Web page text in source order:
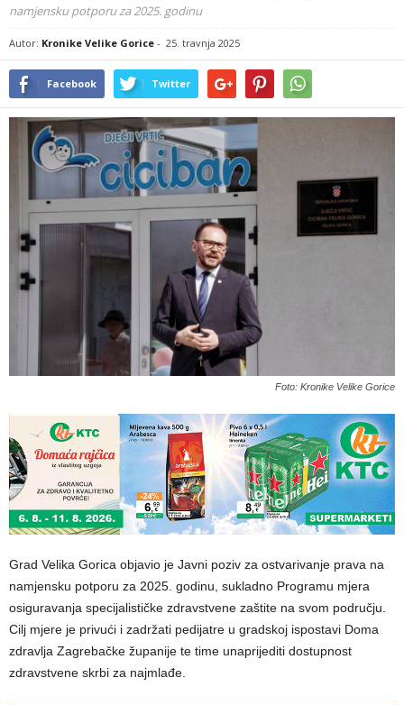
namjensku potporu za 2025. godinu
Autor: Kronike Velike Gorice - 25. travnja 2025
Facebook Twitter
Foto: Kronike Velike Gorice
Grad Velika Gorica objavio je Javni poziv za ostvarivanje prava na
namjensku potporu za 2025. godinu, sukladno Programu mjera
osiguravanja specijalističke zdravstvene zaštite na svom području.
Cilj mjere je privući i zadržati pedijatre u gradskoj ispostavi Doma
zdravlja Zagrebačke županije te time unaprijediti dostupnost
zdravstvene skrbi za najmlađe.